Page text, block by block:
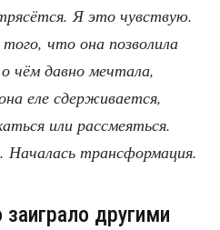
Я это чувствую.
что она позволила
чём давно мечтала,
еле сдерживается,
или рассмеяться.
Началась трансформация.
другими